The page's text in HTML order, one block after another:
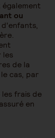
ou
les
de la
cas, par
frais de
en